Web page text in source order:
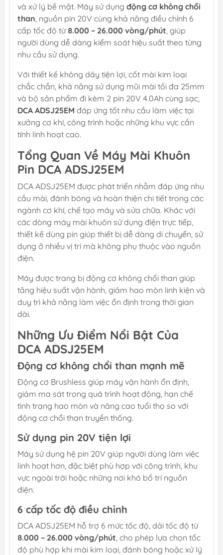
và xử lý bề mặt. Máy sử dụng động cơ không chổi
than , nguồn pin 20V cùng khả năng điều chỉnh 6
cấp tốc độ từ 8.000 – 26.000 vòng/phút , giúp
người dùng dễ dàng kiểm soát hiệu suất theo từng
nhu cầu sử dụng.
Với thiết kế không dây tiện lợi, cốt mài kim loại
chắc chắn, khả năng sử dụng mũi mài tối đa 25mm
và bộ sản phẩm đi kèm 2 pin 20V 4.0Ah cùng sạc,
DCA ADSJ25EM đáp ứng tốt nhu cầu làm việc tại
xưởng cơ khí, công trình hoặc những khu vực cần
tính linh hoạt cao.
Tổng Quan Về Máy Mài Khuôn
Pin DCA ADSJ25EM
DCA ADSJ25EM được phát triển nhằm đáp ứng nhu
cầu mài, đánh bóng và hoàn thiện chi tiết trong các
ngành cơ khí, chế tạo máy và sửa chữa. Khác với
các dòng máy mài khuôn sử dụng điện trực tiếp,
thiết kế dùng pin giúp thiết bị dễ dàng di chuyển, sử
dụng ở nhiều vị trí mà không phụ thuộc vào nguồn
điện.
Máy được trang bị động cơ không chổi than giúp
tăng hiệu suất vận hành, giảm hao mòn linh kiện và
duy trì khả năng làm việc ổn định trong thời gian
dài.
Những Ưu Điểm Nổi Bật Của
DCA ADSJ25EM
Động cơ không chổi than mạnh mẽ
Động cơ Brushless giúp máy vận hành ổn định,
giảm ma sát trong quá trình hoạt động, hạn chế
tình trạng hao mòn và nâng cao tuổi thọ so với
động cơ chổi than truyền thống.
Sử dụng pin 20V tiện lợi
Máy sử dụng hệ pin 20V giúp người dùng làm việc
linh hoạt hơn, đặc biệt phù hợp với công trình, khu
vực ngoài trời hoặc những nơi khó bố trí nguồn
điện.
6 cấp tốc độ điều chỉnh
DCA ADSJ25EM hỗ trợ 6 mức tốc độ, dải tốc độ từ
8.000 – 26.000 vòng/phút , cho phép lựa chọn tốc
độ phù hợp khi mài kim loại, đánh bóng hoặc xử lý